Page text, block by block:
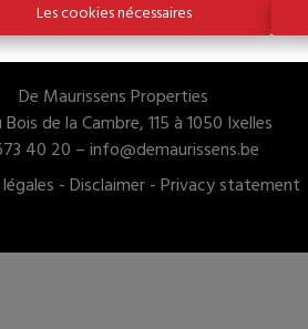
Les cookies nécessaires
De Maurissens Properties
Bois de la Cambre, 115 à 1050 Ixelles
40 20 –info@demaurissens.be
-Disclaimer-Privacy statement